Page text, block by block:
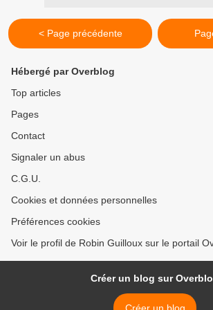
< Page précédente
Hébergé par Overblog
Top articles
Pages
Contact
Signaler un abus
C.G.U.
Cookies et données personnelles
Préférences cookies
Voir le profil de Robin Guilloux sur le portail
Créer un blog sur